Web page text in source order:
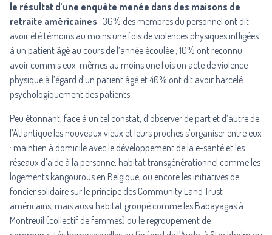
le résultat d’une enquête menée dans des maisons de
retraite américaines : 36% des membres du personnel ont dit
avoir été témoins au moins une fois de violences physiques infligées
à un patient âgé au cours de l’année écoulée ; 10% ont reconnu
avoir commis eux-mêmes au moins une fois un acte de violence
physique à l’égard d’un patient âgé et 40% ont dit avoir harcelé
psychologiquement des patients.
Peu étonnant, face à un tel constat, d’observer de part et d’autre de
l’Atlantique les nouveaux vieux et leurs proches s’organiser entre eux
: maintien à domicile avec le développement de la e-santé et les
réseaux d’aide à la personne, habitat transgénérationnel comme les
logements kangourous en Belgique, ou encore les initiatives de
foncier solidaire sur le principe des Community Land Trust
américains, mais aussi habitat groupé comme les Babayagas à
Montreuil (collectif de femmes) ou le regroupement de